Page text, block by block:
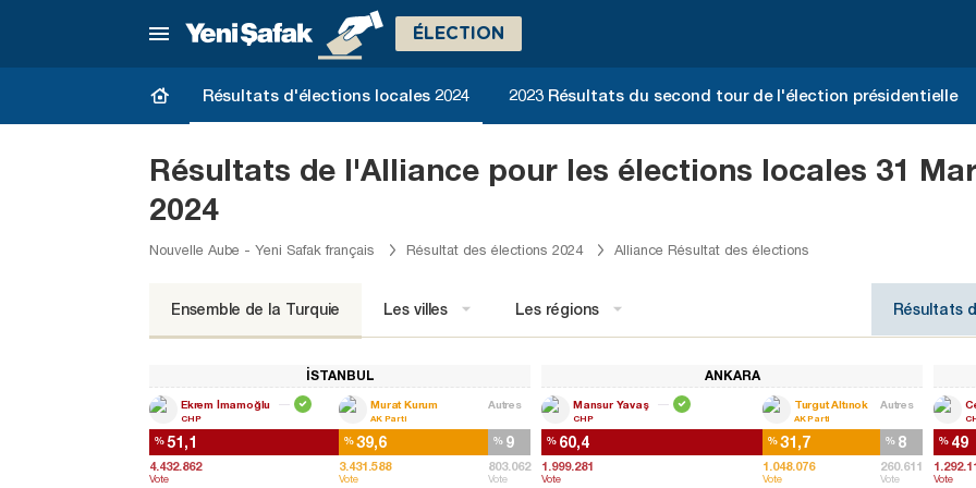
ÉLECTION
Résultats d'élections locales 2024 2023 Résultats du second tour de l'élection présidentielle
Résultats de l'Alliance pour les élections locales 31
2024
Nouvelle Aube - Yeni Safak français Résultat des élections 2024 Alliance Résultat des élections
Ensemble de la Turquie Les villes Les régions Résultats
İSTANBUL
Ekrem İmamoğlu
CHP
%51,1
4.432.862
Vote
Murat Kurum
AK Parti
%39,6
3.431.588
Vote
Autres
% 9
803.062
Vote
ANKARA
Mansur Yavaş
CHP
% 60,4
1.999.281
Vote
Turgut Altınok
AK Parti
%31,7
1.048.076
Vote
Autres
% 8
260.611
Vote
% 49
Vote